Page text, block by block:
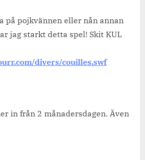
på pojkvännen eller nån annan
jag starkt detta spel! Skit KUL
divers/couilles.swf
in från 2 månadersdagen. Även